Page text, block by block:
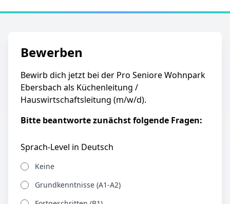
Bewerben
Bewirb dich jetzt bei der Pro Seniore Wohnpark
Ebersbach als Küchenleitung /
Hauswirtschaftsleitung (m/w/d).
Bitte beantworte zunächst folgende Fragen:
Sprach-Level in Deutsch
Keine
Grundkenntnisse (A1-A2)